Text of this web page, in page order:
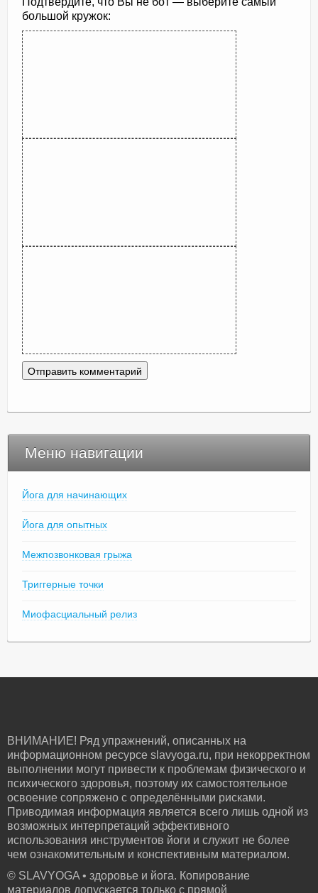
большой кружок:
Меню навигации
Йога для начинающих
Йога для опытных
Межпозвонковая грыжа
Триггерные точки
Миофасциальный релиз
ВНИМАНИЕ! Ряд упражнений, описанных на
информационном ресурсе slavyoga.ru, при некорректном
выполнении могут привести к проблемам физического и
психического здоровья, поэтому их самостоятельное
освоение сопряжено с определёнными рисками.
Приводимая информация является всего лишь одной из
возможных интерпретаций эффективного
использования инструментов йоги и служит не более
чем ознакомительным и конспективным материалом.
© SLAVYOGA • здоровье и йога. Копирование
материалов допускается только с прямой